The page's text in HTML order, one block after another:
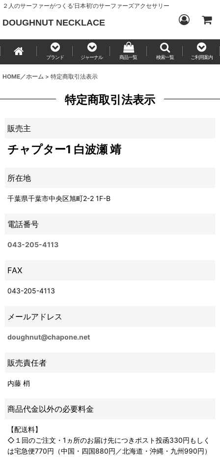
２人のサーファーがつくる‘日本初’のサーファーズアクセサリー
DOUGHNUT NECKLACE
ブランド ジャーナル 商品一覧 検索一覧 ご利用案内
HOME／ホーム > 特定商取引法表示
特定商取引法表示
販売主
チャプター1 白波瀬 靖
所在地
千葉県千葉市中央区旭町2-2 1F-B
電話番号
043-205-4113
FAX
043-205-4113
メールアドレス
doughnut@chapone.net
販売責任者
内藤 梢
商品代金以外の必要料金
【配送料】
◇１回のご注文・1ヵ所のお届け先につきポスト投函330円もしく
は宅急便770円（中国・四国880円／北海道・沖縄・九州990円）